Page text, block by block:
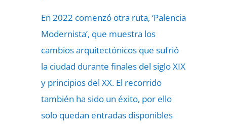
En 2022 comenzó otra ruta, ‘Palencia
Modernista’, que muestra los
cambios arquitectónicos que sufrió
la ciudad durante finales del siglo XIX
y principios del XX. El recorrido
también ha sido un éxito, por ello
solo quedan entradas disponibles